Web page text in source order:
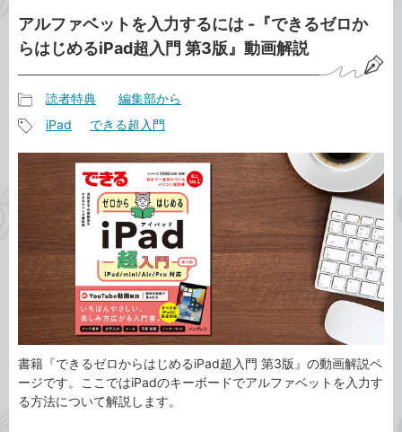
アルファベットを入力するには -『できるゼロか
らはじめるiPad超入門 第3版』動画解説
事
カ
テ
ゴ
リ
読者特典 編集部から
事
タ
グ
iPad できる超入門
書籍『できるゼロからはじめるiPad超入門 第3版』の動画解説ペ
ージです。ここではiPadのキーボードでアルファベットを入力す
る方法について解説します。